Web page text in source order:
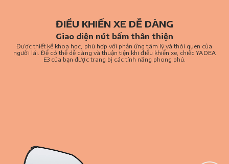
ĐIỀU KHIỂN XE DỄ DÀNG
Giao diện nút bấm thân thiện
Được thiết kế khoa học, phù hợp với phản ứng tâm lý và thói quen của
người lái. Để có thể dễ dàng và thuận tiện khi điều khiển xe, chiếc YADEA
E3 của bạn được trang bị các tính năng phong phú.